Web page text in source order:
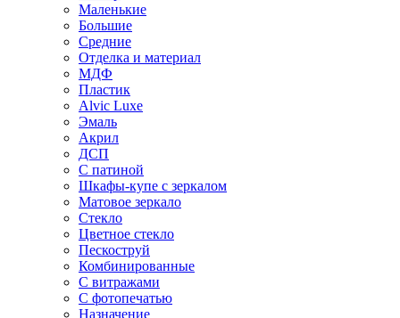
Маленькие
Большие
Средние
Отделка и материал
МДФ
Пластик
Alvic Luxe
Эмаль
Акрил
ДСП
С патиной
Шкафы-купе с зеркалом
Матовое зеркало
Стекло
Цветное стекло
Пескоструй
Комбинированные
С витражами
С фотопечатью
Назначение